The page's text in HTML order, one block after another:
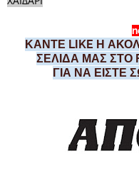
ΚΑΝΤΕ LIKE Η
ΣΕΛΙΔΑ ΜΑΣ ΣΤΟ
ΓΙΑ ΝΑ ΕΙΣΤΕ